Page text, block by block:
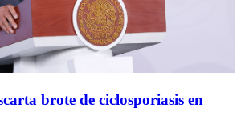
brote de ciclosporiasis en